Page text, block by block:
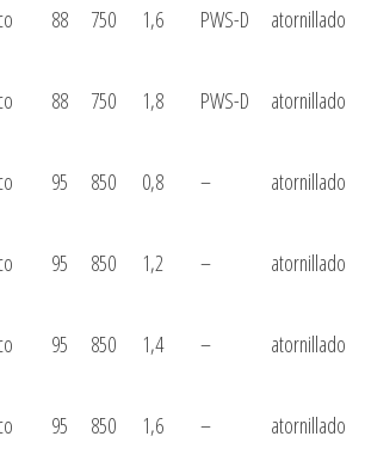
88 750 1,6 PWS-D atornillado
88 750 1,8 PWS-D atornillado
95 850 0,8 – atornillado
95 850 1,2 – atornillado
95 850 1,4 – atornillado
95 850 1,6 – atornillado